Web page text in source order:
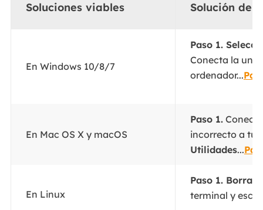
Soluciones viables Solución de
En Windows 10/8/7
Paso 1.
Conecta la
ordenador...
En Mac OS X y macOS
Paso 1.
incorrecto a tu
Utilidades...
En Linux
Paso 1. Borra
terminal y